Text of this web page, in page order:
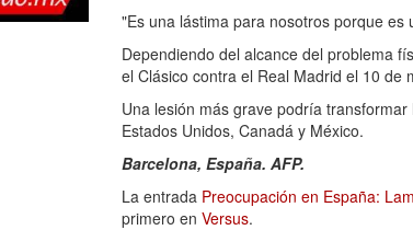
"Es una lástima para nosotros porque
Dependiendo del alcance del problema
el Clásico contra el Real Madrid el 10 de
Una lesión más grave podría
Estados Unidos, Canadá y México.
Barcelona, España. AFP.
La entrada Preocupación en España:
primero en Versus.